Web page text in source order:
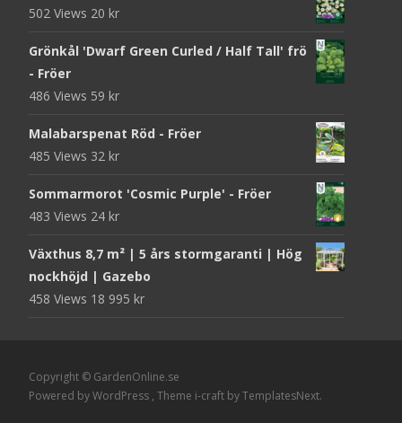
502 Views 20 kr
Grönkål 'Dwarf Green Curled / Half Tall' frö
- Fröer
486 Views 59 kr
Malabarspenat Röd - Fröer
485 Views 32 kr
Sommarmorot 'Cosmic Purple' - Fröer
483 Views 24 kr
Växthus 8,7 m² | 5 års stormgaranti | Hög
nockhöjd | Gazebo
458 Views 18 995 kr
Copyright © GardenOnline.se
Powered by WordPress , Theme i-craft by TemplatesNext.